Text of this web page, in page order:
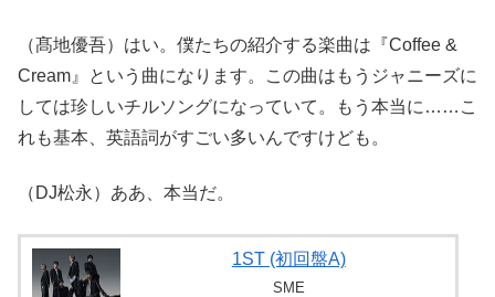
（髙地優吾）はい。僕たちの紹介する楽曲は『Coffee &
Cream』という曲になります。この曲はもうジャニーズに
しては珍しいチルソングになっていて。もう本当に……こ
れも基本、英語詞がすごい多いんですけども。
（DJ松永）ああ、本当だ。
1ST (初回盤A)
SME